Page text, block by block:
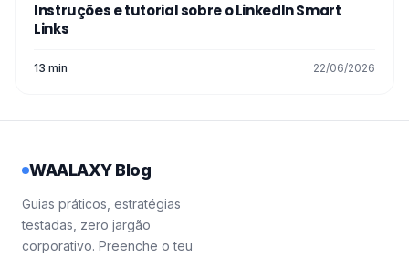
Instruções e tutorial sobre o LinkedIn Smart
Links
13 min 22/06/2026
WAALAXY Blog
Guias práticos, estratégias
testadas, zero jargão
corporativo. Preenche o teu